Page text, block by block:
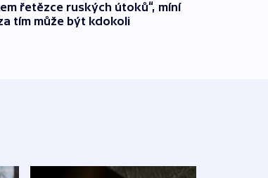
řetězce ruských útoků“, míní
tím může být kdokoli